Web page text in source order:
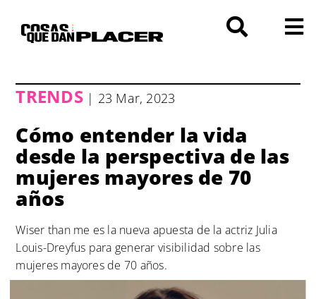
contenido
TRENDS| 23 Mar, 2023
Cómo entender la vida
desde la perspectiva de las
mujeres mayores de 70
años
Wiser than me es la nueva apuesta de la actriz Julia
Louis-Dreyfus para generar visibilidad sobre las
mujeres mayores de 70 años.